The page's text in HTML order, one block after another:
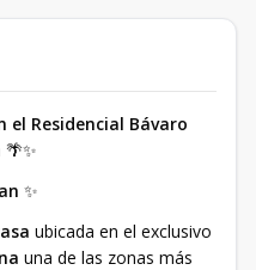
el Residencial Bávaro
🌴✨
✨
ubicada en el exclusivo
una de las zonas más